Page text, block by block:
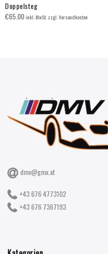
Doppelsteg
€65.00inkl. MwSt. zzgl. Versandkosten
dmv@gmx.at
+43 676 4773102
+43 676 7367193